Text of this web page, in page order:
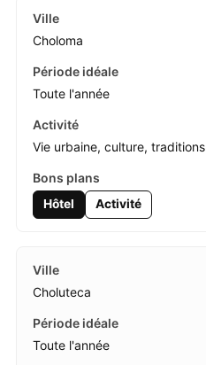
Choloma
Toute l'année
Vie urbaine, culture, traditions
Hôtel Activité
Choluteca
Toute l'année